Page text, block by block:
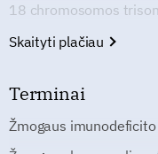
18 chromosomos
Skaityti plačiau
Terminai
Žmogaus